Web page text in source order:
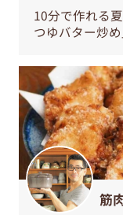
10分で作れる
つゆバター炒め
筋